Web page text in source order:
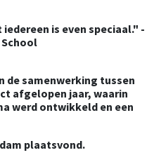
is even speciaal." -
School
de samenwerking tussen
afgelopen jaar, waarin
werd ontwikkeld en een
plaatsvond.